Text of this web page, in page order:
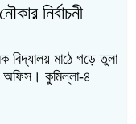
নির্বাচনী
বিদ্যালয় মাঠে গড়ে তুলা
অফিস। কুমিল্লা-৪